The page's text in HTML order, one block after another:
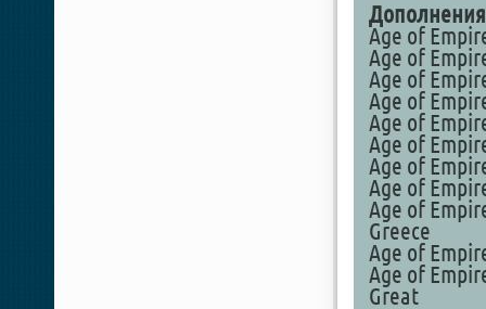
Age of
Age of
Age of
Age of
Age of
Age of
Age of
Age of
Age of
Greece
Age of
Age of
Great